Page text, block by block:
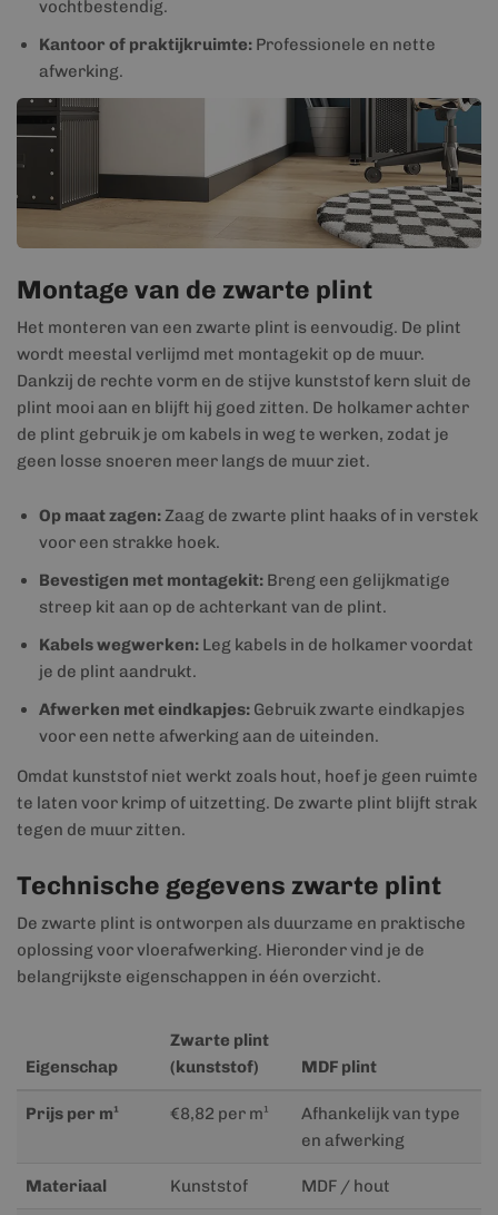
vochtbestendig.
Kantoor of praktijkruimte: Professionele en nette
afwerking.
Montage van de zwarte plint
Het monteren van een zwarte plint is eenvoudig. De plint
wordt meestal verlijmd met montagekit op de muur.
Dankzij de rechte vorm en de stijve kunststof kern sluit de
plint mooi aan en blijft hij goed zitten. De holkamer achter
de plint gebruik je om kabels in weg te werken, zodat je
geen losse snoeren meer langs de muur ziet.
Op maat zagen:Zaag de zwarte plint haaks of in verstek
voor een strakke hoek.
Bevestigen met montagekit: Breng een gelijkmatige
streep kit aan op de achterkant van de plint.
Kabels wegwerken: Leg kabels in de holkamer voordat
je de plint aandrukt.
Afwerken met eindkapjes: Gebruik zwarte eindkapjes
voor een nette afwerking aan de uiteinden.
Omdat kunststof niet werkt zoals hout, hoef je geen ruimte
te laten voor krimp of uitzetting. De zwarte plint blijft strak
tegen de muur zitten.
Technische gegevens zwarte plint
De zwarte plint is ontworpen als duurzame en praktische
oplossing voor vloerafwerking. Hieronder vind je de
belangrijkste eigenschappen in één overzicht.
Eigenschap
Zwarte plint
(kunststof)
MDF plint
Prijs per m¹ €8,82 per m¹
Afhankelijk van type
en afwerking
Materiaal Kunststof MDF / hout